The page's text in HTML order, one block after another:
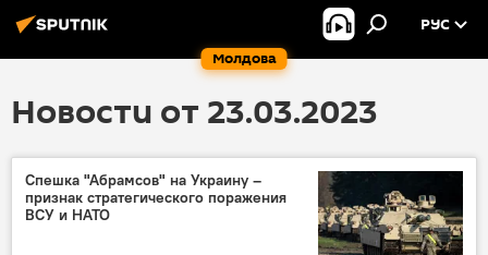
Молдова
РУС
Новости от 23.03.2023
Спешка "Абрамсов" на Украину –
признак стратегического поражения
ВСУ и НАТО